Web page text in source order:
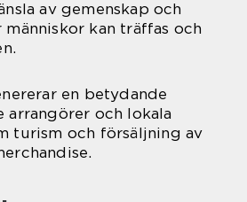
av gemenskap och
kan träffas och
en betydande
arrangörer och lokala
turism och försäljning av